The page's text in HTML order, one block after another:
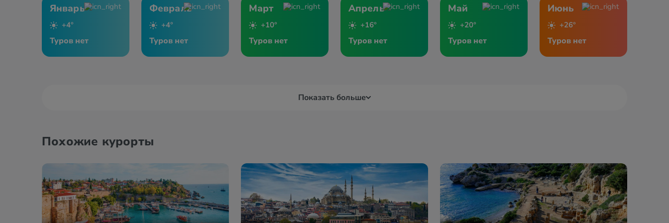
Январь
+4°
Туров нет
Февраль
+4°
Туров нет
Март
+10°
Туров нет
Апрель
+16°
Туров нет
Май
+20°
Туров нет
Июнь
+26°
Туров нет
Показать больше
Похожие курорты